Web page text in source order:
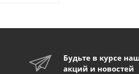
Будьте в курсе
акций и новостей